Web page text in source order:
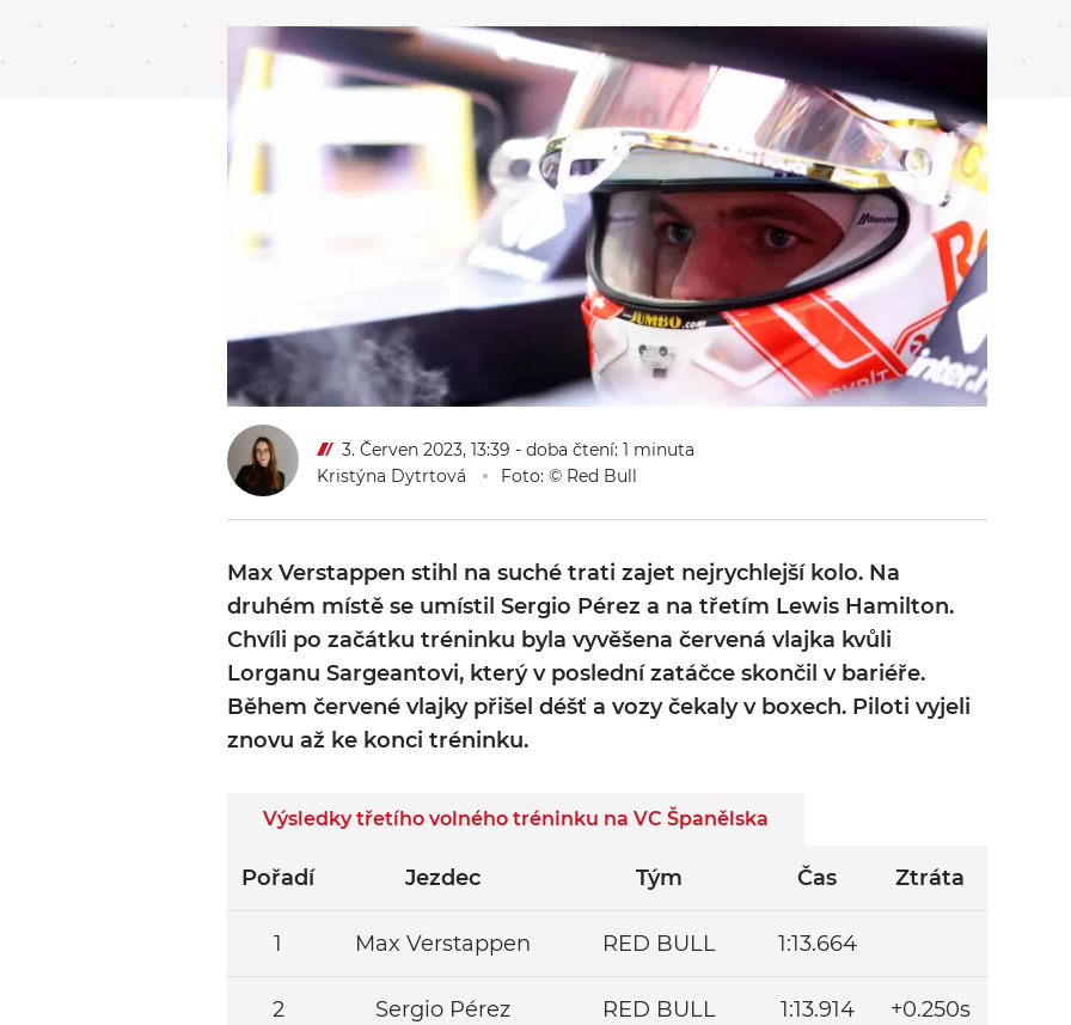
3. Červen 2023, 13:39 - doba čtení: 1 minuta
Kristýna Dytrtová
Foto: © Red Bull
Max Verstappen stihl na suché trati zajet nejrychlejší kolo. Na
druhém místě se umístil Sergio Pérez a na třetím Lewis Hamilton.
Chvíli po začátku tréninku byla vyvěšena červená vlajka kvůli
Lorganu Sargeantovi, který v poslední zatáčce skončil v bariéře.
Během červené vlajky přišel déšť a vozy čekaly v boxech. Piloti vyjeli
znovu až ke konci tréninku.
Výsledky třetího volného tréninku na VC Španělska
Pořadí Jezdec Tým Čas Ztráta
1 Max Verstappen RED BULL 1:13.664
2 Sergio Pérez RED BULL 1:13.914 +0.250s